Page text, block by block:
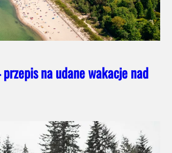
przepis na udane wakacje nad